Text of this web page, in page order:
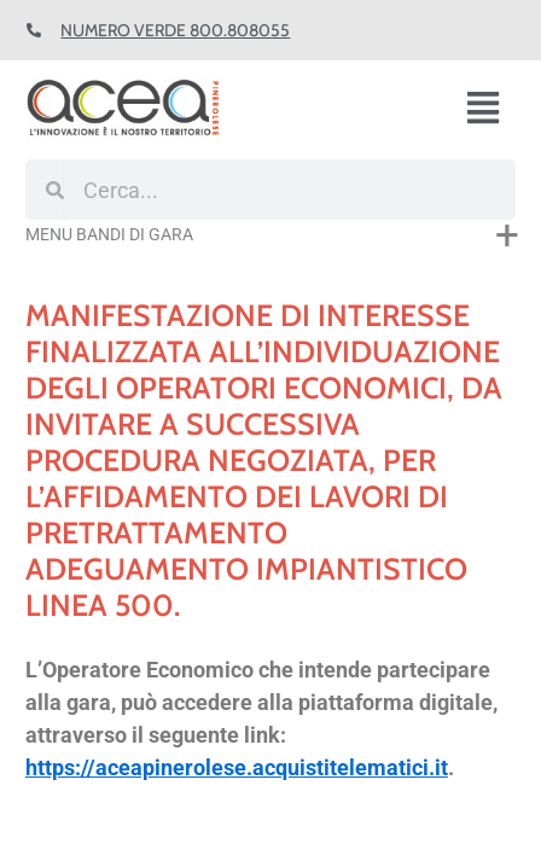
NUMERO VERDE 800.808055
MENU BANDI DI GARA
MANIFESTAZIONE DI INTERESSE
FINALIZZATA ALL’INDIVIDUAZIONE
DEGLI OPERATORI ECONOMICI, DA
INVITARE A SUCCESSIVA
PROCEDURA NEGOZIATA, PER
L’AFFIDAMENTO DEI LAVORI DI
PRETRATTAMENTO
ADEGUAMENTO IMPIANTISTICO
LINEA 500.
L’Operatore Economico che intende partecipare
alla gara, può accedere alla piattaforma digitale,
attraverso il seguente link:
https://aceapinerolese.acquistitelematici.it.